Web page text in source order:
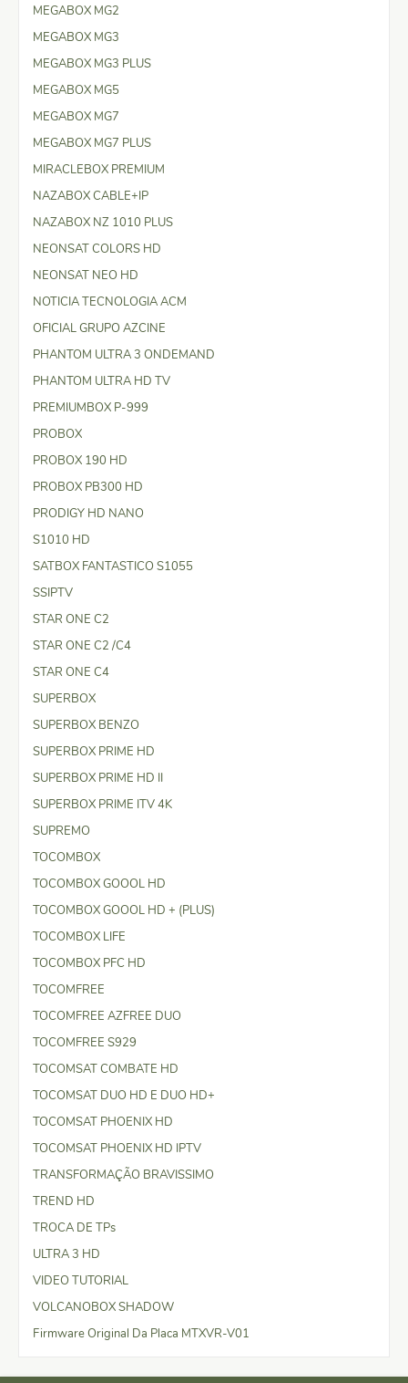
MEGABOX MG2
MEGABOX MG3
MEGABOX MG3 PLUS
MEGABOX MG5
MEGABOX MG7
MEGABOX MG7 PLUS
MIRACLEBOX PREMIUM
NAZABOX CABLE+IP
NAZABOX NZ 1010 PLUS
NEONSAT COLORS HD
NEONSAT NEO HD
NOTICIA TECNOLOGIA ACM
OFICIAL GRUPO AZCINE
PHANTOM ULTRA 3 ONDEMAND
PHANTOM ULTRA HD TV
PREMIUMBOX P-999
PROBOX
PROBOX 190 HD
PROBOX PB300 HD
PRODIGY HD NANO
S1010 HD
SATBOX FANTASTICO S1055
SSIPTV
STAR ONE C2
STAR ONE C2 /C4
STAR ONE C4
SUPERBOX
SUPERBOX BENZO
SUPERBOX PRIME HD
SUPERBOX PRIME HD II
SUPERBOX PRIME ITV 4K
SUPREMO
TOCOMBOX
TOCOMBOX GOOOL HD
TOCOMBOX GOOOL HD + (PLUS)
TOCOMBOX LIFE
TOCOMBOX PFC HD
TOCOMFREE
TOCOMFREE AZFREE DUO
TOCOMFREE S929
TOCOMSAT COMBATE HD
TOCOMSAT DUO HD E DUO HD+
TOCOMSAT PHOENIX HD
TOCOMSAT PHOENIX HD IPTV
TRANSFORMAÇÃO BRAVISSIMO
TREND HD
TROCA DE TPs
ULTRA 3 HD
VIDEO TUTORIAL
VOLCANOBOX SHADOW
Firmware Original Da Placa MTXVR-V01